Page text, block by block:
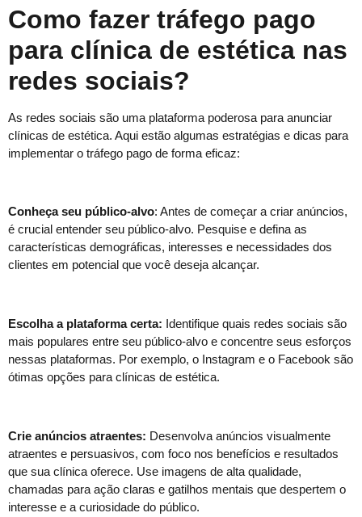
Como fazer tráfego pago
para clínica de estética nas
redes sociais?
As redes sociais são uma plataforma poderosa para anunciar
clínicas de estética. Aqui estão algumas estratégias e dicas para
implementar o tráfego pago de forma eficaz:
Conheça seu público-alvo: Antes de começar a criar anúncios,
é crucial entender seu público-alvo. Pesquise e defina as
características demográficas, interesses e necessidades dos
clientes em potencial que você deseja alcançar.
Escolha a plataforma certa: Identifique quais redes sociais são
mais populares entre seu público-alvo e concentre seus esforços
nessas plataformas. Por exemplo, o Instagram e o Facebook são
ótimas opções para clínicas de estética.
Crie anúncios atraentes: Desenvolva anúncios visualmente
atraentes e persuasivos, com foco nos benefícios e resultados
que sua clínica oferece. Use imagens de alta qualidade,
chamadas para ação claras e gatilhos mentais que despertem o
interesse e a curiosidade do público.